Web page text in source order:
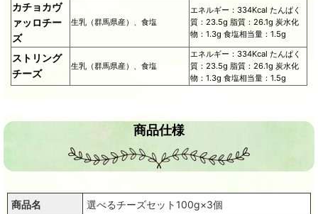
カチョカヴ
ァッロチー
ズ
生乳（群馬県産）、食塩
エネルギー：334Kcal たんぱく
質：23.5g 脂質：26.1g 炭水化
物：1.3g 食塩相当量：1.5g
ストリング
チーズ
生乳（群馬県産）、食塩
エネルギー：334Kcal たんぱく
質：23.5g 脂質：26.1g 炭水化
物：1.3g 食塩相当量：1.5g
商品仕様
商品名 選べるチーズセット100g×3個